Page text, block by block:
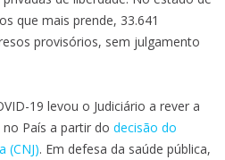
que mais prende, 33.641
provisórios, sem julgamento
19 levou o Judiciário a rever a
País a partir do decisão do
(CNJ). Em defesa da saúde pública,